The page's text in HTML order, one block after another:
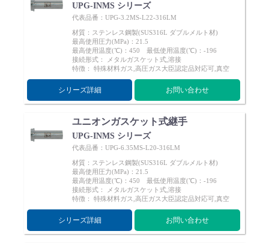
UPG-INMS シリーズ
代表品番：UPG-3.2MS-L22-316LM
材質：ステンレス鋼製(SUS316L ダブルメルト材)
最高使用圧力(MPa)：21.5
最高使用温度(℃)：450 最低使用温度(℃)：-196
接続形式： メタルガスケット式,溶接
特徴： 特殊材料ガス,高圧ガス大臣認定品対応可,真空
シリーズ詳細 お問い合わせ
ユニオンガスケット式継手
UPG-INMS シリーズ
代表品番：UPG-6.35MS-L20-316LM
材質：ステンレス鋼製(SUS316L ダブルメルト材)
最高使用圧力(MPa)：21.5
最高使用温度(℃)：450 最低使用温度(℃)：-196
接続形式： メタルガスケット式,溶接
特徴： 特殊材料ガス,高圧ガス大臣認定品対応可,真空
シリーズ詳細 お問い合わせ